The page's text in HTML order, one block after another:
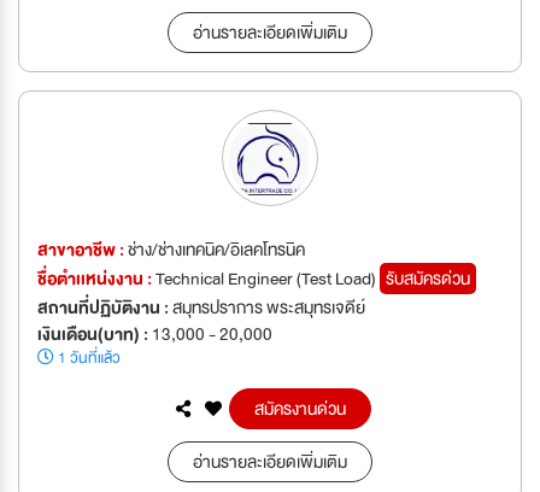
อ่านรายละเอียดเพิ่มเติม
สาขาอาชีพ :ช่าง/ช่างเทคนิค/อิเลคโทรนิค
ชื่อตำเเหน่งงาน :Technical Engineer (Test Load) รับสมัครด่วน
สถานที่ปฏิบัติงาน :สมุทรปราการ พระสมุทรเจดีย์
เงินเดือน(บาท) : 13,000 - 20,000
1 วันที่แล้ว
สมัครงานด่วน
อ่านรายละเอียดเพิ่มเติม